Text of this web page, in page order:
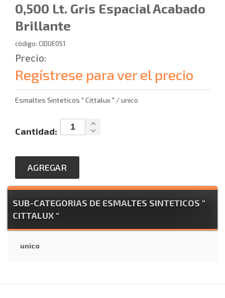
0,500 Lt. Gris Espacial Acabado
Brillante
código: CIDUE051
Precio:
Regístrese para ver el precio
Esmaltes Sinteticos " Cittalux " / unico
Cantidad:
AGREGAR
SUB-CATEGORIAS DE ESMALTES SINTETICOS "
CITTALUX "
unico